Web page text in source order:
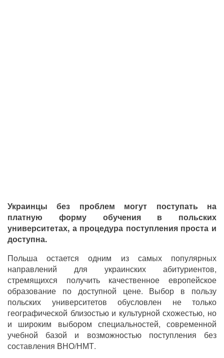
Украинцы без проблем могут поступать на
платную форму обучения в польских
университетах, а процедура поступления проста и
доступна.
Польша остается одним из самых популярных
направлений для украинских абитуриентов,
стремящихся получить качественное европейское
образование по доступной цене. Выбор в пользу
польских университетов обусловлен не только
географической близостью и культурной схожестью, но
и широким выбором специальностей, современной
учебной базой и возможностью поступления без
составления ВНО/НМТ.